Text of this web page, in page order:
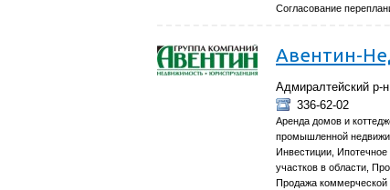
Согласование
Авентин-
Адмиралтейский р-
336-62-02
Аренда домов и
промышленной
Инвестиции,
участков в области,
Продажа